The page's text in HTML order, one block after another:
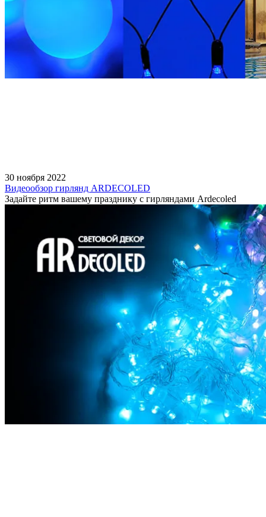
30 ноября 2022
Видеообзор гирлянд ARDECOLED
Задайте ритм вашему празднику с гирляндами Ardecoled